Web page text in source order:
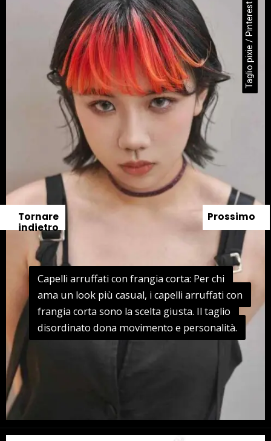
Capelli arruffati con frangia corta: Per chi
ama un look più casual, i capelli arruffati con
frangia corta sono la scelta giusta. Il taglio
disordinato dona movimento e personalità.
Capelli arruffati con frangia corta: Per chi
ama un look più casual, i capelli arruffati con
frangia corta sono la scelta giusta. Il taglio
disordinato dona movimento e personalità.
Prossimo
Tornare
indietro
Taglio pixie / Pinterest